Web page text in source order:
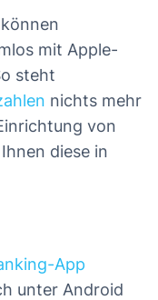
mit Apple-
steht
nichts mehr
von
diese in
App
unter Android